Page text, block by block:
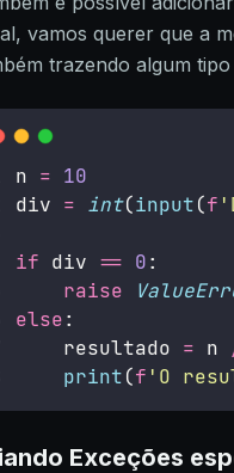
vamos querer que a
trazendo algum
n = 10
div = int(input(f
if div == 0:
raise
else:
    resultado
= n
print(f 'O
Exceções